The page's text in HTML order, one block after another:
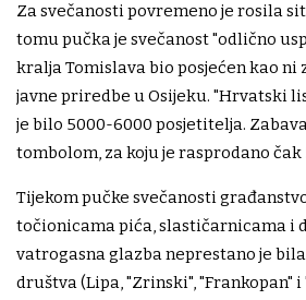
Za svečanosti povremeno je rosila
tomu pučka je svečanost "odlično
kralja Tomislava bio posjećen kao ni
javne priredbe u Osijeku. "Hrvatski
je bilo 5000-6000 posjetitelja.
tombolom, za koju je rasprodano
Tijekom pučke svečanosti
točionicama pića, slastičarnicama i
vatrogasna glazba neprestano je
društva (Lipa, "Zrinski", "Frankopan" i